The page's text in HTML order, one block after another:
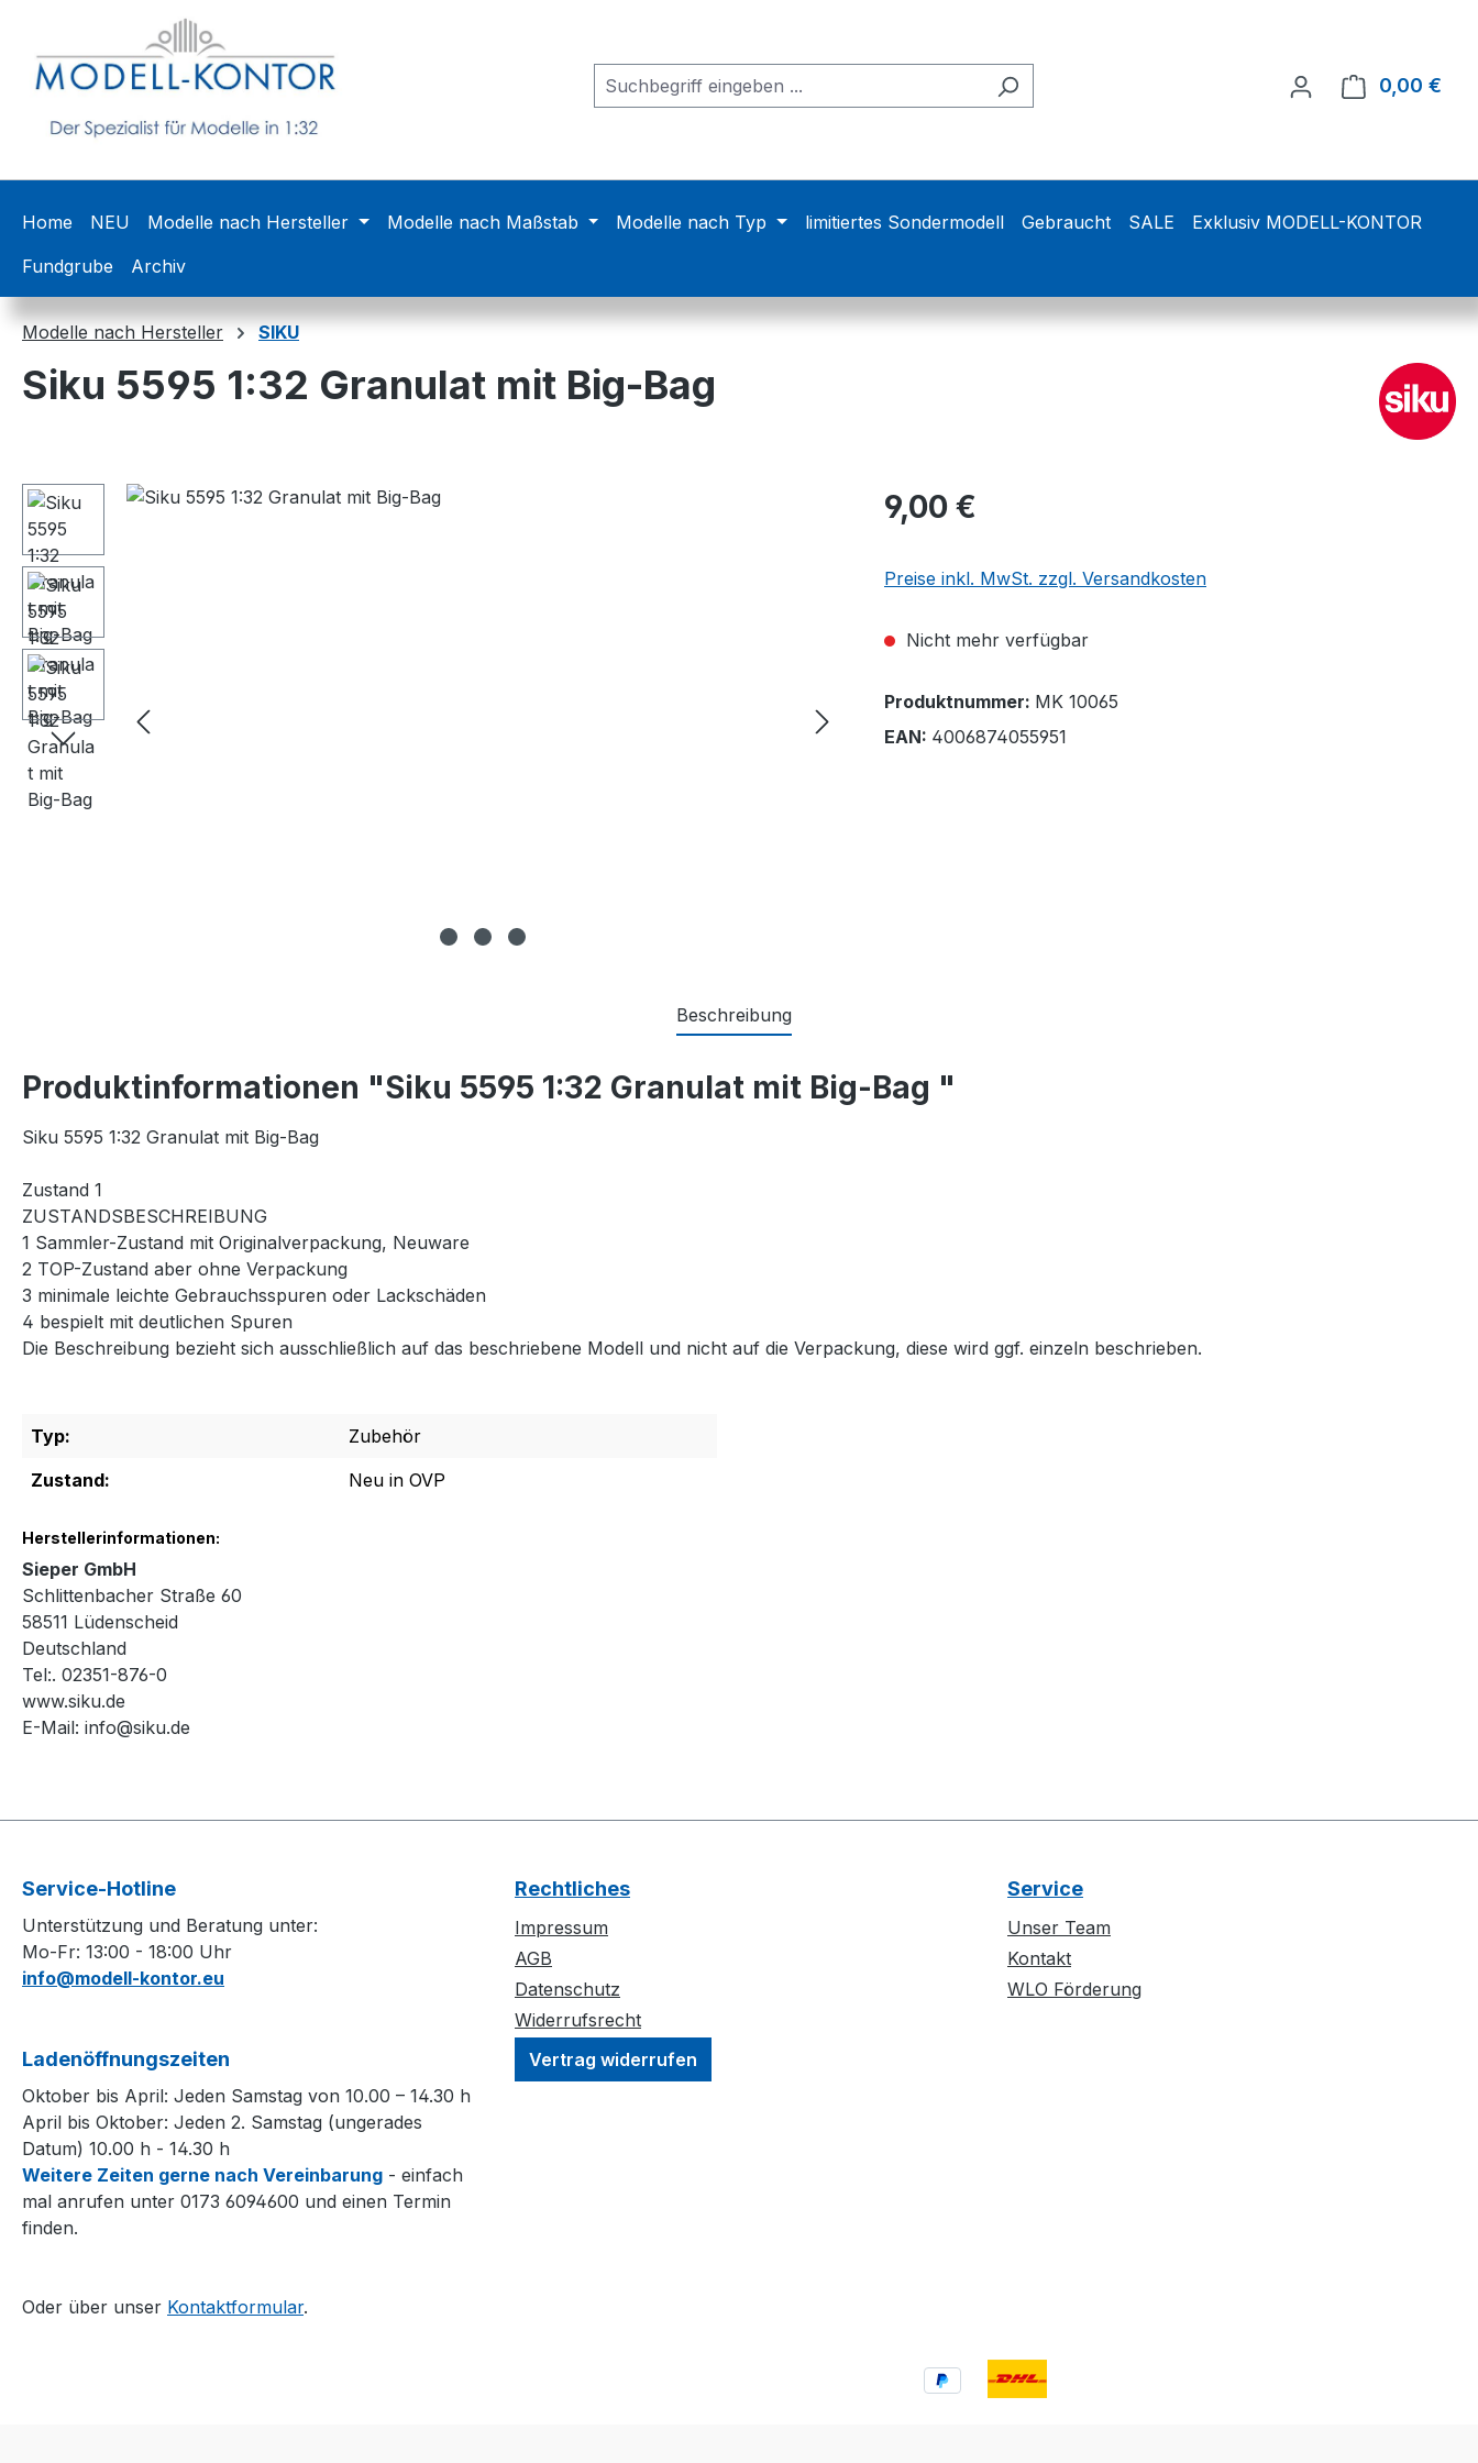
Hauptinhalt springen
Zur Suche springen
Zur Hauptnavigation springen
0,00 €
Home NEU Modelle nach Hersteller Modelle nach Maßstab Modelle nach Typ limitiertes Sondermodell Gebraucht SALE
Exklusiv MODELL-KONTOR
Fundgrube
Archiv
Modelle nach Hersteller SIKU
Siku 5595 1:32 Granulat mit Big-Bag
Bildergalerie überspringen 9,00 €
Preise inkl. MwSt. zzgl. Versandkosten
Nicht mehr verfügbar
Produktnummer: MK 10065
EAN: 4006874055951
Beschreibung
Produktinformationen "Siku 5595 1:32 Granulat mit Big-Bag "
Siku 5595 1:32 Granulat mit Big-Bag
Zustand 1
ZUSTANDSBESCHREIBUNG
1 Sammler-Zustand mit Originalverpackung, Neuware
2 TOP-Zustand aber ohne Verpackung
3 minimale leichte Gebrauchsspuren oder Lackschäden
4 bespielt mit deutlichen Spuren
Die Beschreibung bezieht sich ausschließlich auf das beschriebene Modell und nicht auf die Verpackung, diese wird ggf. einzeln beschrieben.
Typ:
Zubehör
Zustand:
Neu in OVP
Herstellerinformationen:
Sieper GmbH
Schlittenbacher Straße 60
58511 Lüdenscheid
Deutschland
Tel:. 02351-876-0
www.siku.de
E-Mail: info@siku.de
Service-Hotline
Unterstützung und Beratung unter:
Mo-Fr: 13:00 - 18:00 Uhr
info@modell-kontor.eu
Ladenöffnungszeiten
Oktober bis April: Jeden Samstag von 10.00 – 14.30 h
April bis Oktober: Jeden 2. Samstag (ungerades
Datum) 10.00 h - 14.30 h
Weitere Zeiten gerne nach Vereinbarung - einfach
mal anrufen unter 0173 6094600 und einen Termin
finden.
Oder über unser Kontaktformular.
Rechtliches
Impressum
AGB
Datenschutz
Widerrufsrecht
Vertrag widerrufen
Service
Unser Team
Kontakt
WLO Förderung